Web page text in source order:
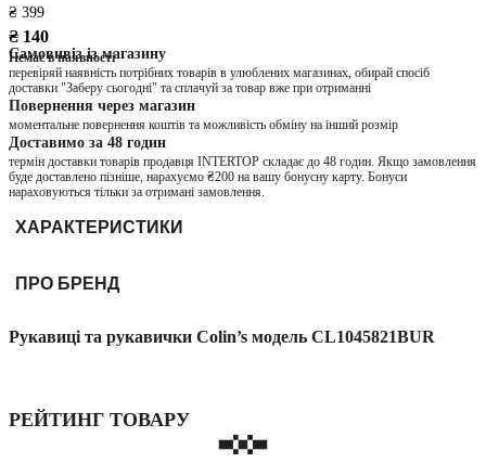
₴ 399
₴ 140
Немає в наявності
Самовивіз із магазину
перевіряй наявність потрібних товарів в улюблених магазинах, обирай спосіб
доставки "Заберу сьогодні" та сплачуй за товар вже при отриманні
Повернення через магазин
моментальне повернення коштів та можливість обміну на інший розмір
Доставимо за 48 годин
термін доставки товарів продавця INTERTOP складає до 48 годин. Якщо замовлення
буде доставлено пізніше, нарахуємо ₴200 на вашу бонусну карту. Бонуси
нараховуються тільки за отримані замовлення.
ХАРАКТЕРИСТИКИ
ПРО БРЕНД
Рукавиці та рукавички Colin’s модель CL1045821BUR
РЕЙТИНГ ТОВАРУ